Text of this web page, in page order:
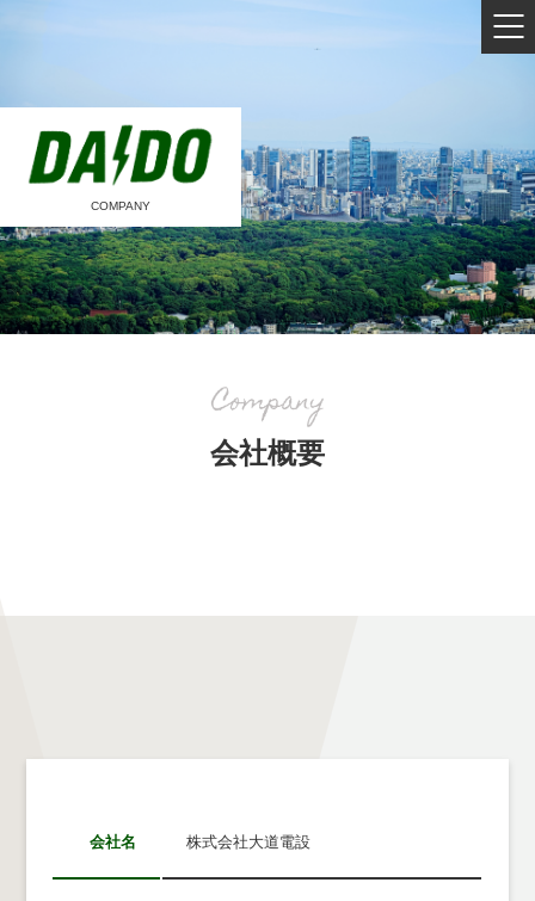
COMPANY
会社概要
会社名 株式会社大道電設